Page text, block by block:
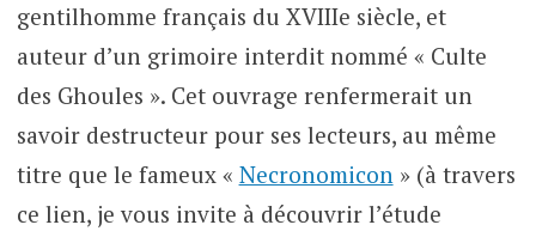
gentilhomme français du XVIIIe siècle, et
auteur d’un grimoire interdit nommé « Culte
des Ghoules ». Cet ouvrage renfermerait un
savoir destructeur pour ses lecteurs, au même
titre que le fameux « Necronomicon» (à travers
ce lien, je vous invite à découvrir l’étude